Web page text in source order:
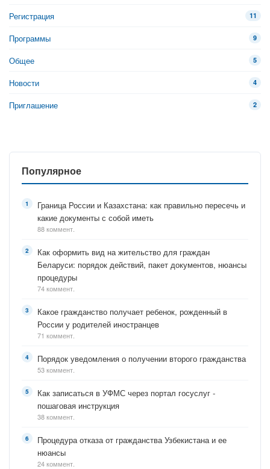
Регистрация 11
Программы 9
Общее 5
Новости 4
Приглашение 2
Популярное
Граница России и Казахстана: как правильно пересечь и
какие документы с собой иметь
88 коммент.
Как оформить вид на жительство для граждан
Беларуси: порядок действий, пакет документов, нюансы
процедуры
74 коммент.
Какое гражданство получает ребенок, рожденный в
России у родителей иностранцев
71 коммент.
Порядок уведомления о получении второго гражданства
53 коммент.
Как записаться в УФМС через портал госуслуг -
пошаговая инструкция
38 коммент.
Процедура отказа от гражданства Узбекистана и ее
нюансы
24 коммент.